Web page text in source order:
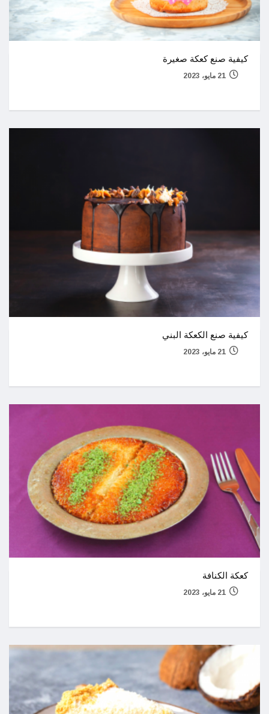
كيفية صنع كعكة صغيرة
21 مايو، 2023
كيفية صنع الكعكة البني
21 مايو، 2023
كعكة الكنافة
21 مايو، 2023